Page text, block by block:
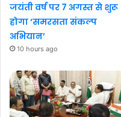
जयंती वर्ष पर 7 अगस्त से शुरू
होगा ‘समरसता संकल्प
अभियान’
10 hours ago